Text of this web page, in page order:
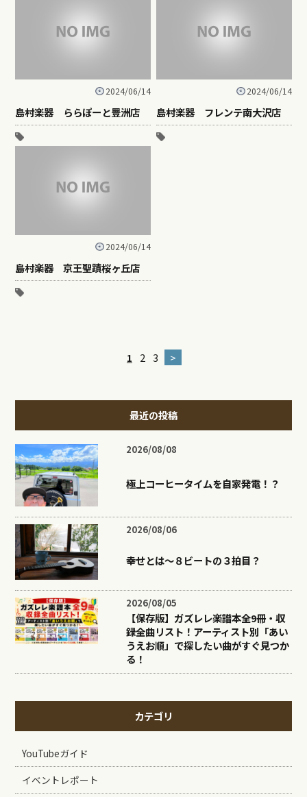
2024/06/14
島村楽器 ららぽーと豊洲店
2024/06/14
島村楽器 フレンテ南大沢店
2024/06/14
島村楽器 京王聖蹟桜ヶ丘店
1 2 3 >
最近の投稿
2026/08/08
極上コーヒータイムを自家発電！？
2026/08/06
幸せとは〜８ビートの３拍目？
2026/08/05
【保存版】ガズレレ楽譜本全9冊・収
録全曲リスト！アーティスト別「あい
うえお順」で探したい曲がすぐ見つか
る！
カテゴリ
YouTubeガイド
イベントレポート